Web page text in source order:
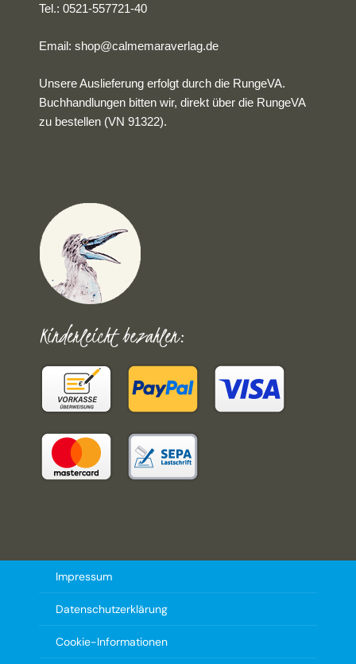
Tel.: 0521-557721-40
Email:shop@calmemaraverlag.de
Unsere Auslieferung erfolgt durch die RungeVA.
Buchhandlungen bitten wir, direkt über die RungeVA
zu bestellen (VN 91322).
Kinderleicht bezahlen:
Impressum
Datenschutzerklärung
Cookie-Informationen